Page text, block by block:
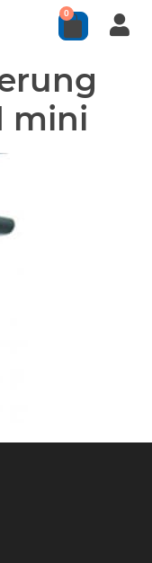
0
mini